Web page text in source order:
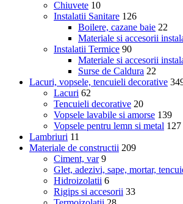
Chiuvete 10
Instalatii Sanitare 126
Boilere, cazane baie 22
Materiale si accesorii
Instalatii Termice 90
Materiale si accesorii
Surse de Caldura 22
Lacuri, vopsele, tencuieli decorative
Lacuri 62
Tencuieli decorative 20
Vopsele lavabile si amorse 139
Vopsele pentru lemn si metal 127
Lambriuri 11
Materiale de constructii 209
Ciment, var 9
Glet, adezivi, sape, mortar,
Hidroizolatii 6
Rigips si accesorii 33